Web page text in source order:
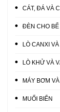
CÁT, ĐÁ VÀ
ĐÈN CHO BỂ
LÒ CANXI
LÒ KHỬ VÀ
MÁY BƠM
MUỐI BIỂN